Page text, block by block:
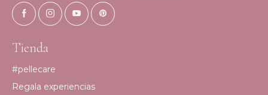
Tienda
#pellecare
Regala experiencias